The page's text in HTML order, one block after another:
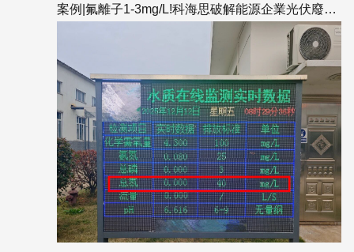
案例|氟離子1-3mg/L!科海思破解能源企業光伏廢水“達標”與“護膜”雙重挑戰